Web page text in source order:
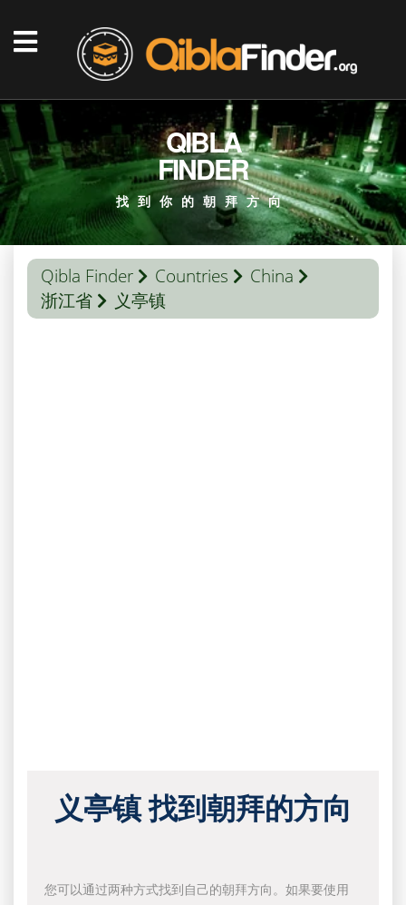
QIBLA
FINDER
找到你的朝拜方向
Qibla Finder Countries
China
浙江省
义亭镇
义亭镇 找到朝拜的方向
您可以通过两种方式找到自己的朝拜方向。如果要使用